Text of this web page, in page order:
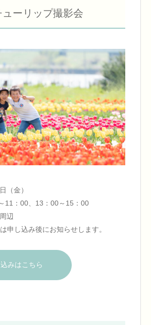
ューリップ撮影会
金）
00、13：00～15：00
辺
み後にお知らせします。
みはこちら